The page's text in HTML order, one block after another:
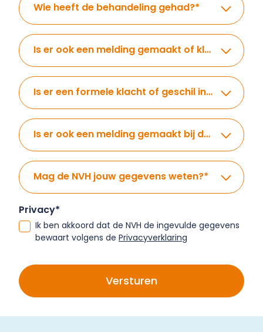
Wie heeft de behandeling gehad?*
Is er ook een melding gemaakt of klacht ingediend bij de behandelaar?
Is er een formele klacht of geschil ingediend bij een klacht- en geschillenregeling?
Is er ook een melding gemaakt bij de IGJ?
Mag de NVH jouw gegevens weten?*
Privacy*
Ik ben akkoord dat de NVH de ingevulde gegevens
bewaart volgens de Privacyverklaring